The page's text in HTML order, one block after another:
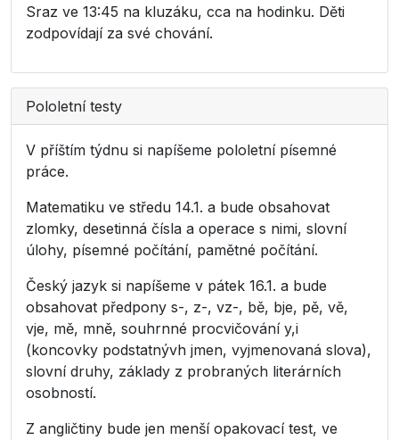
Sraz ve 13:45 na kluzáku, cca na hodinku. Děti
zodpovídají za své chování.
Pololetní testy
V příštím týdnu si napíšeme pololetní písemné
práce.
Matematiku ve středu 14.1. a bude obsahovat
zlomky, desetinná čísla a operace s nimi, slovní
úlohy, písemné počítání, pamětné počítání.
Český jazyk si napíšeme v pátek 16.1. a bude
obsahovat předpony s-, z-, vz-, bě, bje, pě, vě,
vje, mě, mně, souhrnné procvičování y,i
(koncovky podstatnývh jmen, vyjmenovaná slova),
slovní druhy, základy z probraných literárních
osobností.
Z angličtiny bude jen menší opakovací test, ve